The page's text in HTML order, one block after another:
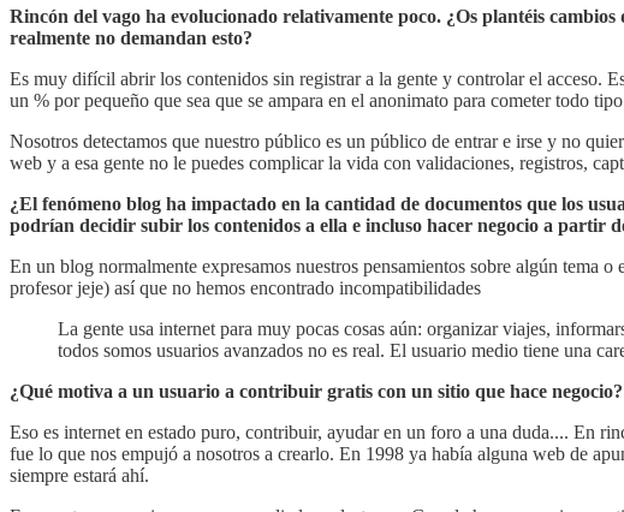
Rincón del vago ha evolucionado relativamente poco. ¿Os plantéis
realmente no demandan esto?
Es muy difícil abrir los contenidos sin registrar a la gente y controlar el acceso.
un % por pequeño que sea que se ampara en el anonimato para cometer todo
Nosotros detectamos que nuestro público es un público de entrar e irse y no
web y a esa gente no le puedes complicar la vida con validaciones, registros,
¿El fenómeno blog ha impactado en la cantidad de documentos que los
podrían decidir subir los contenidos a ella e incluso hacer negocio a partir
En un blog normalmente expresamos nuestros pensamientos sobre algún tema
profesor jeje) así que no hemos encontrado incompatibilidades
La gente usa internet para muy pocas cosas aún: organizar viajes,
todos somos usuarios avanzados no es real. El usuario medio tiene una
¿Qué motiva a un usuario a contribuir gratis con un sitio que hace
Eso es internet en estado puro, contribuir, ayudar en un foro a una duda.... En
fue lo que nos empujó a nosotros a crearlo. En 1998 ya había alguna web de
siempre estará ahí.